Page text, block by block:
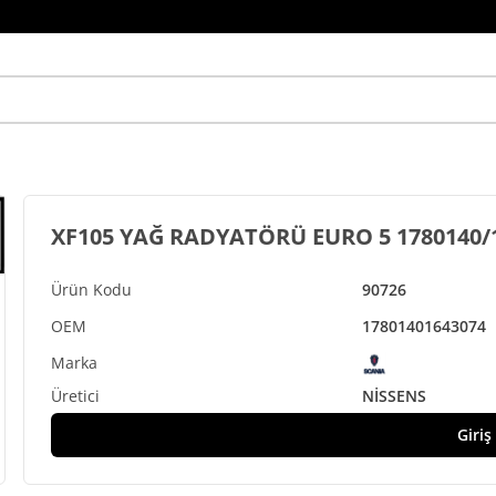
90726
17801401643074
XF105 YAĞ RADYATÖRÜ EURO 5
NİSSENS
Giriş